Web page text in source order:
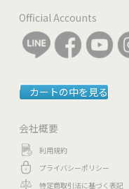
Official Accounts
カートの中を見る
会社概要
利用規約
プライバシーポリシー
特定商取引法に基づく表記